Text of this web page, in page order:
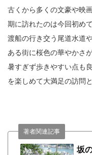
古くから多くの文豪や映
期に訪れたのは今回初め
渡船の行き交う尾道水道
ある街に桜色の華やかさ
暑すぎず歩きやすい点も
を楽しめて大満足の訪問
坂
著者関連記事